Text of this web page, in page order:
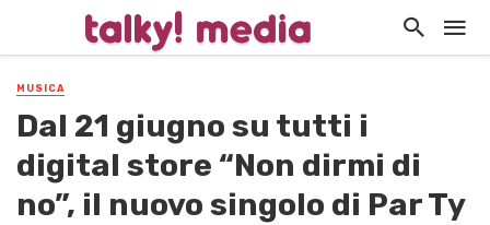
MUSICA
Dal 21 giugno su tutti i
digital store “Non dirmi di
no”, il nuovo singolo di Par Ty